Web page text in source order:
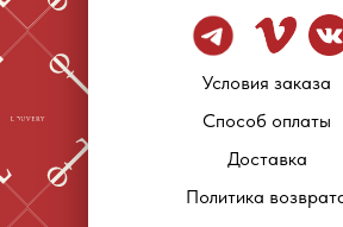
Условия заказа
Способ оплаты
Доставка
Политика